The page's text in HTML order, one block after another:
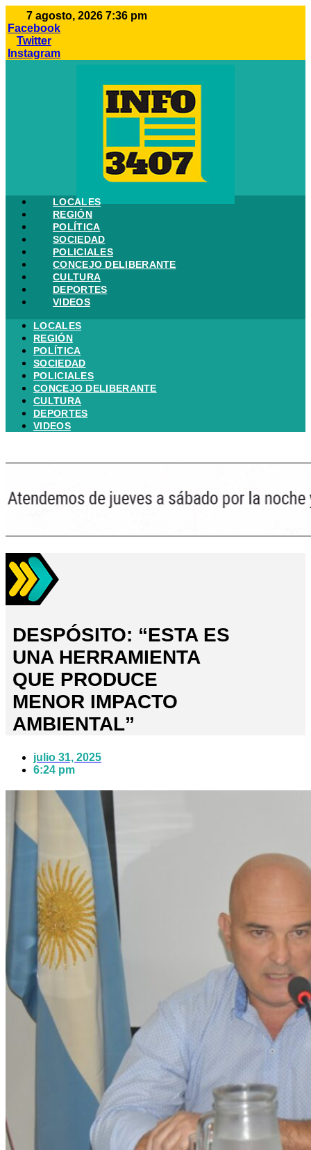
al
contenido
7 agosto, 2026 7:36 pm
Facebook
Twitter
Instagram
LOCALES
REGIÓN
POLÍTICA
SOCIEDAD
POLICIALES
CONCEJO DELIBERANTE
CULTURA
DEPORTES
VIDEOS
LOCALES
REGIÓN
POLÍTICA
SOCIEDAD
POLICIALES
CONCEJO DELIBERANTE
CULTURA
DEPORTES
VIDEOS
DESPÓSITO: “ESTA ES
UNA HERRAMIENTA
QUE PRODUCE
MENOR IMPACTO
AMBIENTAL”
julio 31, 2025
6:24 pm